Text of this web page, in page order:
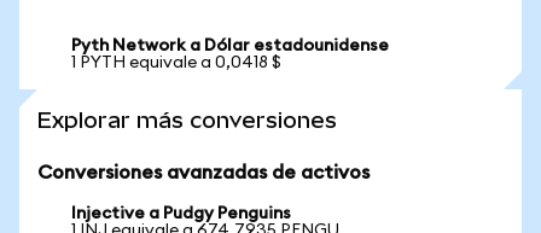
Pyth Network a Dólar estadounidense
1 PYTH equivale a 0,0418 $
Explorar más conversiones
Conversiones avanzadas de activos
Injective a Pudgy Penguins